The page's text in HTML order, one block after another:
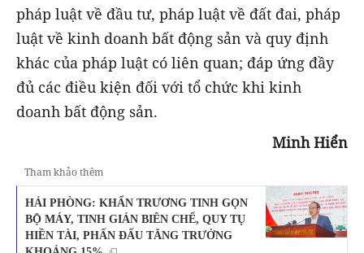
pháp luật về đầu tư, pháp luật về đất đai, pháp
luật về kinh doanh bất động sản và quy định
khác của pháp luật có liên quan; đáp ứng đầy
đủ các điều kiện đối với tổ chức khi kinh
doanh bất động sản.
Minh Hiển
Tham khảo thêm
HẢI PHÒNG: KHẨN TRƯƠNG TINH GỌN
BỘ MÁY, TINH GIẢN BIÊN CHẾ, QUY TỤ
HIỀN TÀI, PHẤN ĐẤU TĂNG TRƯỞNG